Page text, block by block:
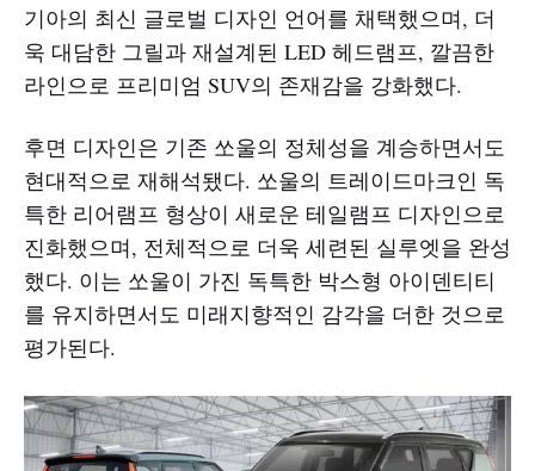
기아의 최신 글로벌 디자인 언어를 채택했으며, 더
욱 대담한 그릴과 재설계된 LED 헤드램프, 깔끔한
라인으로 프리미엄 SUV의 존재감을 강화했다.​
후면 디자인은 기존 쏘울의 정체성을 계승하면서도
현대적으로 재해석됐다. 쏘울의 트레이드마크인 독
특한 리어램프 형상이 새로운 테일램프 디자인으로
진화했으며, 전체적으로 더욱 세련된 실루엣을 완성
했다. 이는 쏘울이 가진 독특한 박스형 아이덴티티
를 유지하면서도 미래지향적인 감각을 더한 것으로
평가된다.​​